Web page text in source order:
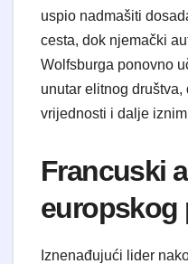
uspio nadmašiti
cesta, dok njemački
Wolfsburga ponovno
unutar elitnog
vrijednosti i dalje
​Francuski
europskog
​Iznenađujući lider